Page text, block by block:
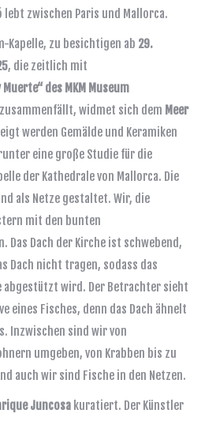
lebt zwischen Paris und Mallorca.
Kapelle, zu besichtigen ab 29.
, die zeitlich mit
des MKM Museum
widmet sich dem Meer
werden Gemälde und Keramiken
eine große Studie für die
der Kathedrale von Mallorca. Die
als Netze gestaltet. Wir, die
mit den bunten
Dach der Kirche ist schwebend,
Dach nicht tragen, sodass das
abgestützt wird. Der Betrachter sieht
eines Fisches, denn das Dach ähnelt
Inzwischen sind wir von
umgeben, von Krabben bis zu
auch wir sind Fische in den Netzen.
Juncosakuratiert. Der Künstler